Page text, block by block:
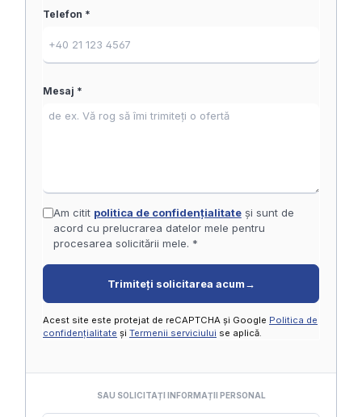
Telefon *
Mesaj *
Am citit politica de confidențialitateși sunt de
acord cu prelucrarea datelor mele pentru
procesarea solicitării mele. *
Trimiteți solicitarea acum →
Acest site este protejat de reCAPTCHA și Google Politica de
confidențialitate și Termenii serviciului se aplică.
SAU SOLICITAȚI INFORMAȚII PERSONAL